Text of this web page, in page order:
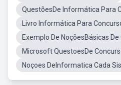
QuestõesDe Informática Para
Livro Informática Para
Exemplo De NoçõesBásicas
Microsoft QuestoesDe
Noçoes DeInformatica Cada